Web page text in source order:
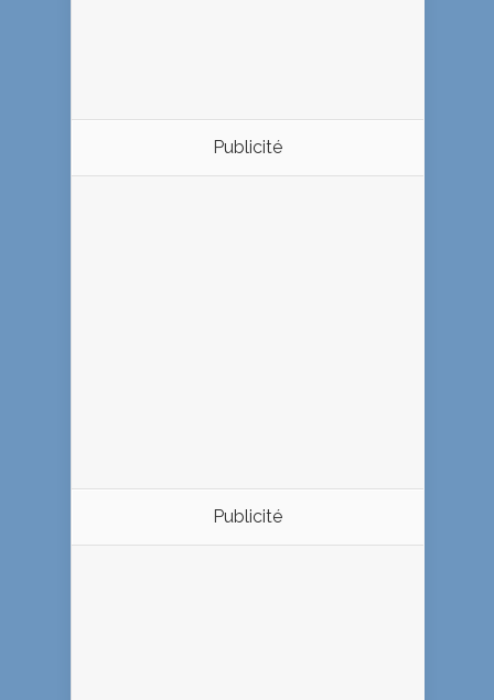
Publicité
Publicité